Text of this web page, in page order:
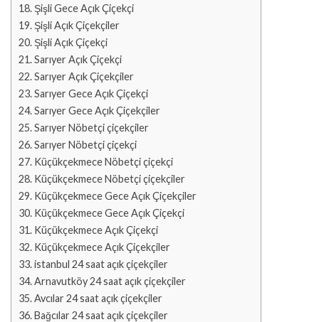
Şişli Gece Açık Çiçekçi
Şişli Açık Çiçekçiler
Şişli Açık Çiçekçi
Sarıyer Açık Çiçekçi
Sarıyer Açık Çiçekçiler
Sarıyer Gece Açık Çiçekçi
Sarıyer Gece Açık Çiçekçiler
Sarıyer Nöbetçi çiçekçiler
Sarıyer Nöbetçi çiçekçi
Küçükçekmece Nöbetçi çiçekçi
Küçükçekmece Nöbetçi çiçekçiler
Küçükçekmece Gece Açık Çiçekçiler
Küçükçekmece Gece Açık Çiçekçi
Küçükçekmece Açık Çiçekçi
Küçükçekmece Açık Çiçekçiler
istanbul 24 saat açık çiçekçiler
Arnavutköy 24 saat açık çiçekçiler
Avcılar 24 saat açık çiçekçiler
Bağcılar 24 saat açık çiçekçiler